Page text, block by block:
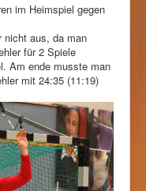
im Heimspiel gegen
nicht aus, da man
für 2 Spiele
Am ende musste man
mit 24:35 (11:19)